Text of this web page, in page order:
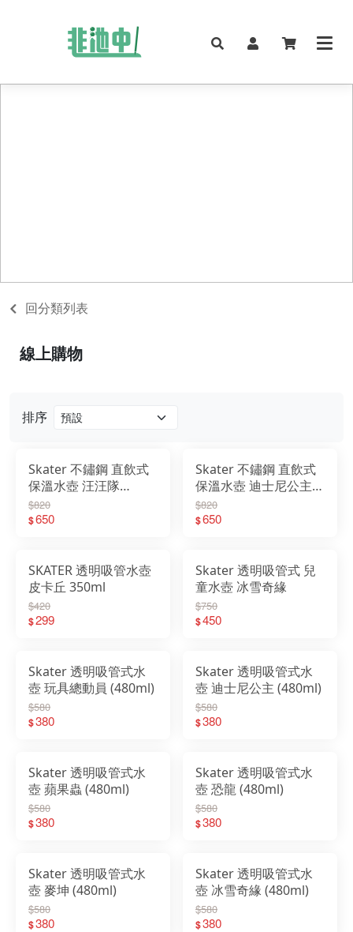
回分類列表
排序
Skater 不鏽鋼 直飲式
保溫水壺 汪汪隊
470ml
$820
$650
Skater 不鏽鋼 直飲式
保溫水壺 迪士尼公主
470ml
$820
$650
SKATER 透明吸管水壺
皮卡丘 350ml
$420
$299
Skater 透明吸管式 兒
童水壺 冰雪奇緣
$750
$450
Skater 透明吸管式水
壺 玩具總動員 (480ml)
$580
$380
Skater 透明吸管式水
壺 迪士尼公主 (480ml)
$580
$380
Skater 透明吸管式水
壺 蘋果蟲 (480ml)
$580
$380
Skater 透明吸管式水
壺 恐龍 (480ml)
$580
$380
Skater 透明吸管式水
壺 麥坤 (480ml)
$580
$380
Skater 透明吸管式水
壺 冰雪奇緣 (480ml)
$580
$380
線上購物